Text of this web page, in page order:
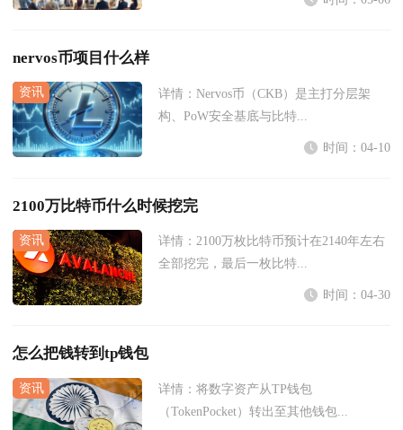
nervos币项目什么样
详情： Nervos币（CKB）是主打分层架
构、PoW安全基底与比特...
时间：04-10
2100万比特币什么时候挖完
详情： 2100万枚比特币预计在2140年左右
全部挖完，最后一枚比特...
时间：04-30
怎么把钱转到tp钱包
详情： 将数字资产从TP钱包
（TokenPocket）转出至其他钱包...